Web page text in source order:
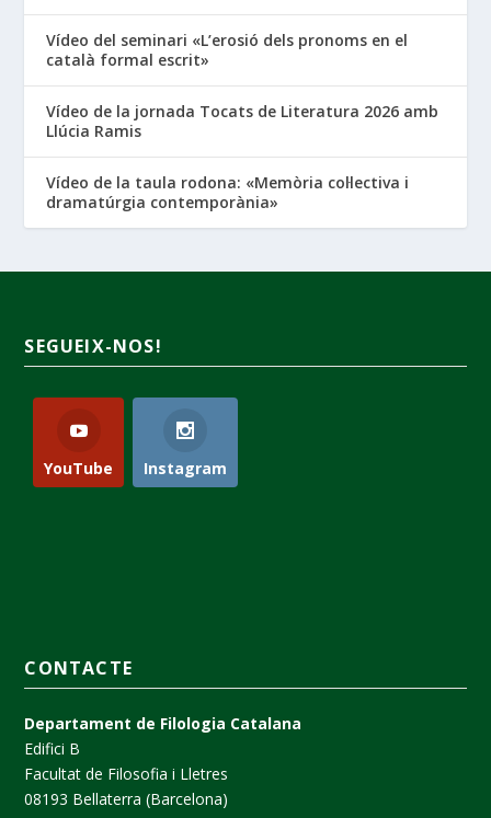
Vídeo del seminari «L’erosió dels pronoms en el
català formal escrit»
Vídeo de la jornada Tocats de Literatura 2026 amb
Llúcia Ramis
Vídeo de la taula rodona: «Memòria col·lectiva i
dramatúrgia contemporània»
SEGUEIX-NOS!
YouTube Instagram
CONTACTE
Departament de Filologia Catalana
Edifici B
Facultat de Filosofia i Lletres
08193 Bellaterra (Barcelona)